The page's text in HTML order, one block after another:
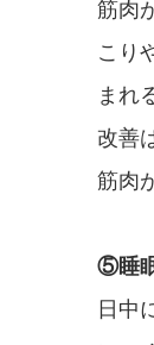
筋肉
こり
まれ
改善
筋肉
⑤睡
日中